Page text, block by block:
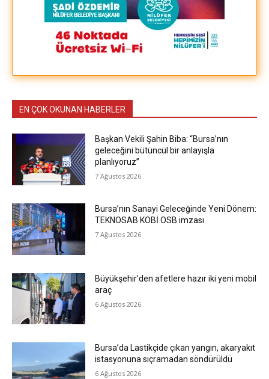
EN ÇOK OKUNAN HABERLER
Başkan Vekili Şahin Biba: “Bursa’nın
geleceğini bütüncül bir anlayışla
planlıyoruz”
7 Ağustos 2026
Bursa’nın Sanayi Geleceğinde Yeni Dönem:
TEKNOSAB KOBİ OSB imzası
7 Ağustos 2026
Büyükşehir’den afetlere hazır iki yeni mobil
araç
6 Ağustos 2026
Bursa’da Lastikçide çıkan yangın, akaryakıt
istasyonuna sıçramadan söndürüldü
6 Ağustos 2026